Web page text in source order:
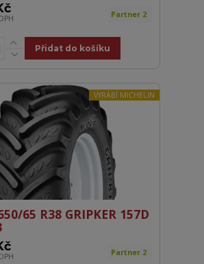
Partner 2
Přidat do košíku
VYRÁBÍ MICHELIN
65 R38 GRIPKER 157D
Partner 2